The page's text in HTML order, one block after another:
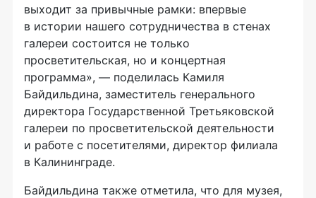
выходит за привычные рамки: впервые
в истории нашего сотрудничества в стенах
галереи состоится не только
просветительская, но и концертная
программа», — поделилась Камиля
Байдильдина, заместитель генерального
директора Государственной Третьяковской
галереи по просветительской деятельности
и работе с посетителями, директор филиала
в Калининграде.
Байдильдина также отметила, что для музея,